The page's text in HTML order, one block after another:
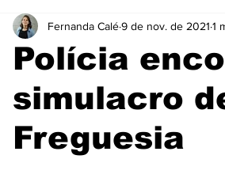
Polícia
simulacro
Freguesia
Fernanda Calé9 de nov. de 2021 1